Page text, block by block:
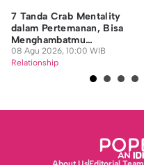
7 Tanda Crab Mentality
dalam Pertemanan, Bisa
Menghambatmu
Berkembang
08 Agu 2026, 10:00 WIB
Relationship